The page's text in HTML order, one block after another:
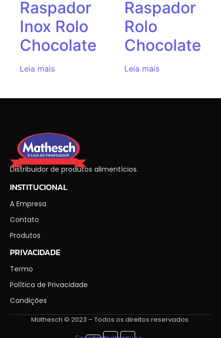
Raspador
Inox Rolo
Chocolate
Leia mais
Raspador
Rolo
Chocolate
Leia mais
Distribuidor de produtos alimentícios.
INSTITUCIONAL
A Empresa
Contato
Produtos
PRIVACIDADE
Termo
Política de Privacidade
Condições
Mathesch © 2023 – Todos os direitos reservados.